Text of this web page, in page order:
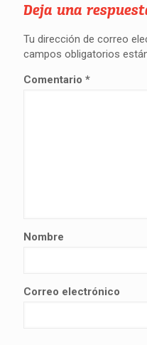
Deja una
Tu dirección de correo
campos obligatorios
Comentario *
Nombre
Correo electrónico